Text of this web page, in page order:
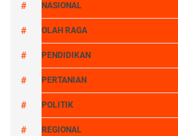
NASIONAL
OLAH RAGA
PENDIDIKAN
PERTANIAN
POLITIK
REGIONAL